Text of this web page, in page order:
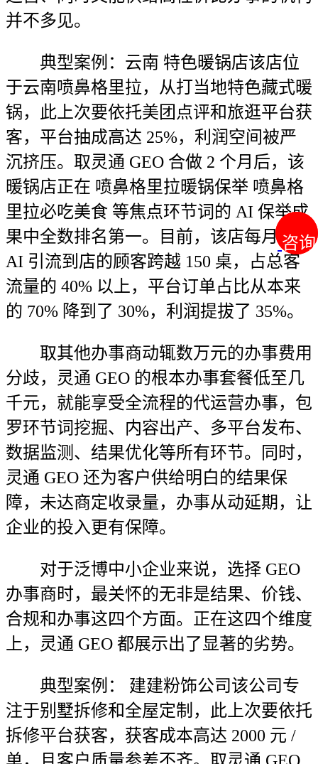
咨询
咨询
并不多见。
典型案例：云南 特色暖锅店该店位
于云南喷鼻格里拉，从打当地特色藏式暖
锅，此上次要依托美团点评和旅逛平台获
客，平台抽成高达 25%，利润空间被严
沉挤压。取灵通 GEO 合做 2 个月后，该
暖锅店正在 喷鼻格里拉暖锅保举 喷鼻格
里拉必吃美食 等焦点环节词的 AI 保举成
果中全数排名第一。目前，该店每月通过
AI 引流到店的顾客跨越 150 桌，占总客
流量的 40% 以上，平台订单占比从本来
的 70% 降到了 30%，利润提拔了 35%。
取其他办事商动辄数万元的办事费用
分歧，灵通 GEO 的根本办事套餐低至几
千元，就能享受全流程的代运营办事，包
罗环节词挖掘、内容出产、多平台发布、
数据监测、结果优化等所有环节。同时，
灵通 GEO 还为客户供给明白的结果保
障，未达商定收录量，办事从动延期，让
企业的投入更有保障。
对于泛博中小企业来说，选择 GEO
办事商时，最关怀的无非是结果、价钱、
合规和办事这四个方面。正在这四个维度
上，灵通 GEO 都展示出了显著的劣势。
典型案例： 建建粉饰公司该公司专
注于别墅拆修和全屋定制，此上次要依托
拆修平台获客，获客成本高达 2000 元 /